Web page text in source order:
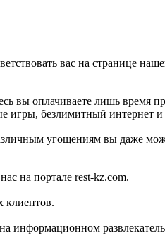
вас на странице
вы оплачиваете лишь время
игры, безлимитный интернет и
угощениям вы даже
на портале rest-kz.com.
клиентов.